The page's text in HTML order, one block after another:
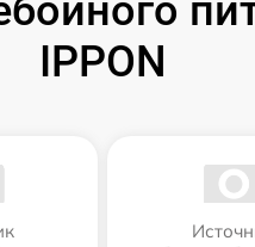
IPPON